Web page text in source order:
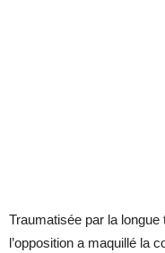
Traumatisée par la
l’opposition a maquillé la